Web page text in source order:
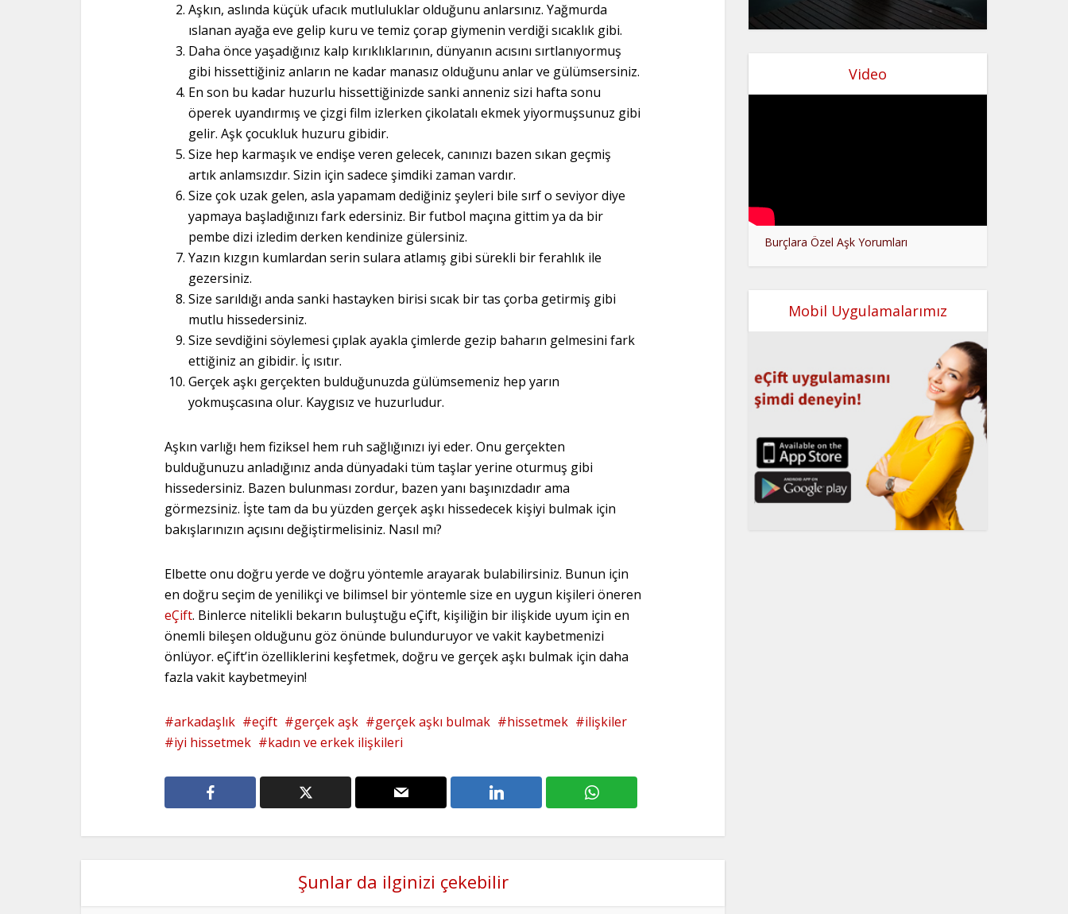
Aşkın, aslında küçük ufacık mutluluklar olduğunu anlarsınız. Yağmurda
ıslanan ayağa eve gelip kuru ve temiz çorap giymenin verdiği sıcaklık gibi.
Daha önce yaşadığınız kalp kırıklıklarının, dünyanın acısını sırtlanıyormuş
gibi hissettiğiniz anların ne kadar manasız olduğunu anlar ve gülümsersiniz.
En son bu kadar huzurlu hissettiğinizde sanki anneniz sizi hafta sonu
öperek uyandırmış ve çizgi film izlerken çikolatalı ekmek yiyormuşsunuz gibi
gelir. Aşk çocukluk huzuru gibidir.
Size hep karmaşık ve endişe veren gelecek, canınızı bazen sıkan geçmiş
artık anlamsızdır. Sizin için sadece şimdiki zaman vardır.
Size çok uzak gelen, asla yapamam dediğiniz şeyleri bile sırf o seviyor diye
yapmaya başladığınızı fark edersiniz. Bir futbol maçına gittim ya da bir
pembe dizi izledim derken kendinize gülersiniz.
Yazın kızgın kumlardan serin sulara atlamış gibi sürekli bir ferahlık ile
gezersiniz.
Size sarıldığı anda sanki hastayken birisi sıcak bir tas çorba getirmiş gibi
mutlu hissedersiniz.
Size sevdiğini söylemesi çıplak ayakla çimlerde gezip baharın gelmesini fark
ettiğiniz an gibidir. İç ısıtır.
Gerçek aşkı gerçekten bulduğunuzda gülümsemeniz hep yarın
yokmuşcasına olur. Kaygısız ve huzurludur.
Aşkın varlığı hem fiziksel hem ruh sağlığınızı iyi eder. Onu gerçekten
bulduğunuzu anladığınız anda dünyadaki tüm taşlar yerine oturmuş gibi
hissedersiniz. Bazen bulunması zordur, bazen yanı başınızdadır ama
görmezsiniz. İşte tam da bu yüzden gerçek aşkı hissedecek kişiyi bulmak için
bakışlarınızın açısını değiştirmelisiniz. Nasıl mı?
Elbette onu doğru yerde ve doğru yöntemle arayarak bulabilirsiniz. Bunun için
en doğru seçim de yenilikçi ve bilimsel bir yöntemle size en uygun kişileri öneren
eÇift. Binlerce nitelikli bekarın buluştuğu eÇift, kişiliğin bir ilişkide uyum için en
önemli bileşen olduğunu göz önünde bulunduruyor ve vakit kaybetmenizi
önlüyor. eÇift’in özelliklerini keşfetmek, doğru ve gerçek aşkı bulmak için daha
fazla vakit kaybetmeyin!
arkadaşlık eçift gerçek aşk gerçek aşkı bulmak hissetmek
ilişkiler
iyi hissetmek
kadın ve erkek ilişkileri
Şunlar da ilginizi çekebilir
Video
Burçlara Özel Aşk Yorumları
Mobil Uygulamalarımız